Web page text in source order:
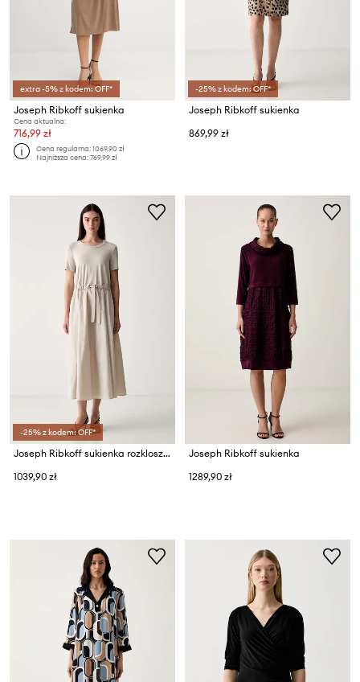
extra -5% z kodem: OFF*
Joseph Ribkoff sukienka
Cena aktualna:
716,99 zł
Cena regularna:1069,90 zł
Najniższa cena:769,99 zł
-25% z kodem: OFF*
Joseph Ribkoff sukienka
869,99 zł
-25% z kodem: OFF*
Joseph Ribkoff sukienka rozkloszowana
1039,90 zł
Joseph Ribkoff sukienka
1289,90 zł